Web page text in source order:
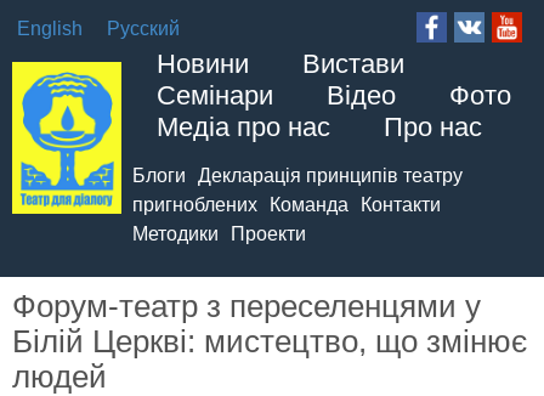
Новини
Вистави
Семінари
Відео
Фото
Медіа про нас
Про нас
Блоги
Декларація принципів театру
пригноблених
Команда
Контакти
Методики
Проекти
English Русский
Форум-театр з переселенцями у
Білій Церкві: мистецтво, що змінює
людей